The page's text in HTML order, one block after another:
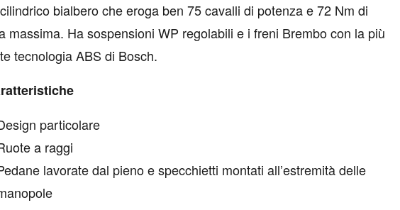
bialbero che eroga ben 75 cavalli di potenza e 72 Nm di
massima. Ha sospensioni WP regolabili e i freni Brembo con la più
tecnologia ABS di Bosch.
particolare
a raggi
lavorate dal pieno e specchietti montati all’estremità delle